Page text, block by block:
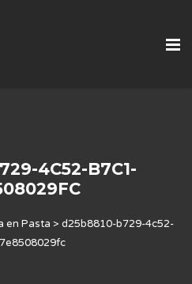
4C52-B7C1-
en Pasta > d25b8810-b729-4c52-